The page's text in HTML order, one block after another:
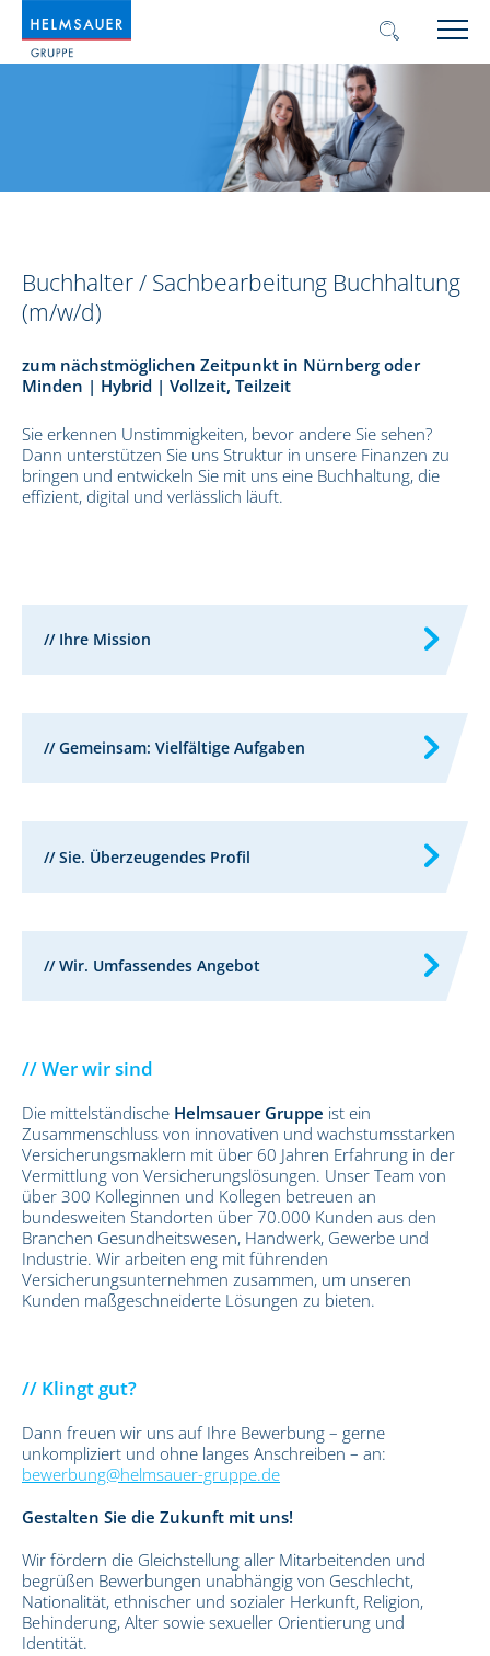
Buchhalter / Sachbearbeitung Buchhaltung
(m/w/d)
zum nächstmöglichen Zeitpunkt in Nürnberg oder
Minden | Hybrid | Vollzeit, Teilzeit
Sie erkennen Unstimmigkeiten, bevor andere Sie sehen?
Dann unterstützen Sie uns Struktur in unsere Finanzen zu
bringen und entwickeln Sie mit uns eine Buchhaltung, die
effizient, digital und verlässlich läuft.
// Ihre Mission
// Gemeinsam: Vielfältige Aufgaben
// Sie. Überzeugendes Profil
// Wir. Umfassendes Angebot
// Wer wir sind
Die mittelständische Helmsauer Gruppe ist ein
Zusammenschluss von innovativen und wachstumsstarken
Versicherungsmaklern mit über 60 Jahren Erfahrung in der
Vermittlung von Versicherungslösungen. Unser Team von
über 300 Kolleginnen und Kollegen betreuen an
bundesweiten Standorten über 70.000 Kunden aus den
Branchen Gesundheitswesen, Handwerk, Gewerbe und
Industrie. Wir arbeiten eng mit führenden
Versicherungsunternehmen zusammen, um unseren
Kunden maßgeschneiderte Lösungen zu bieten.
// Klingt gut?
Dann freuen wir uns auf Ihre Bewerbung – gerne
unkompliziert und ohne langes Anschreiben – an:
bewerbung@helmsauer-gruppe.de
Gestalten Sie die Zukunft mit uns!
Wir fördern die Gleichstellung aller Mitarbeitenden und
begrüßen Bewerbungen unabhängig von Geschlecht,
Nationalität, ethnischer und sozialer Herkunft, Religion,
Behinderung, Alter sowie sexueller Orientierung und
Identität.